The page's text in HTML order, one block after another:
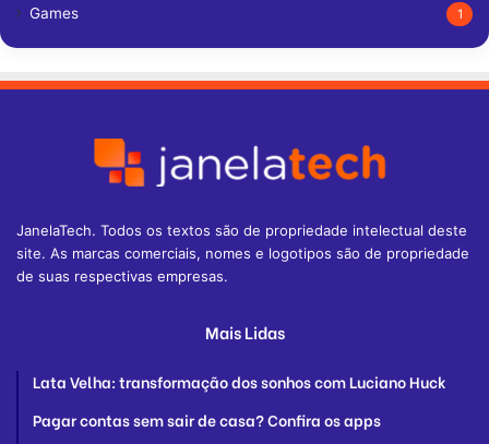
Games 1
JanelaTech. Todos os textos são de propriedade intelectual deste
site. As marcas comerciais, nomes e logotipos são de propriedade
de suas respectivas empresas.
Mais Lidas
Lata Velha: transformação dos sonhos com Luciano Huck
Pagar contas sem sair de casa? Confira os apps